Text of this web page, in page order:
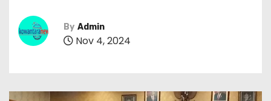
By Admin
Nov 4, 2024